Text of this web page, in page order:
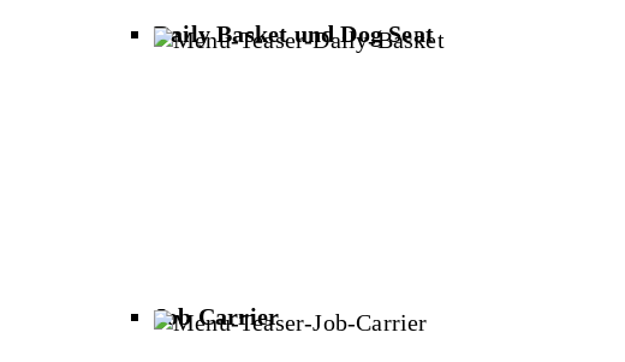
Daily Basket und Dog Seat
Job Carrier